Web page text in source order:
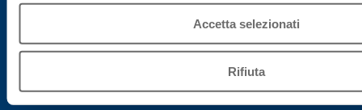
Accetta selezionati
Rifiuta
Reg. Impr.
Mondo Fassa